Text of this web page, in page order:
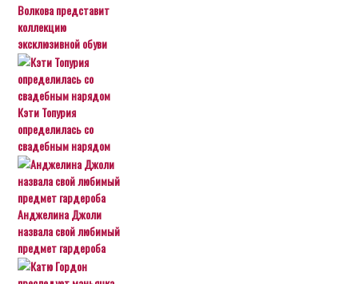
Волкова представит
коллекцию
эксклюзивной обуви
Кэти Топурия
определилась со
свадебным нарядом
Анджелина Джоли
назвала свой любимый
предмет гардероба